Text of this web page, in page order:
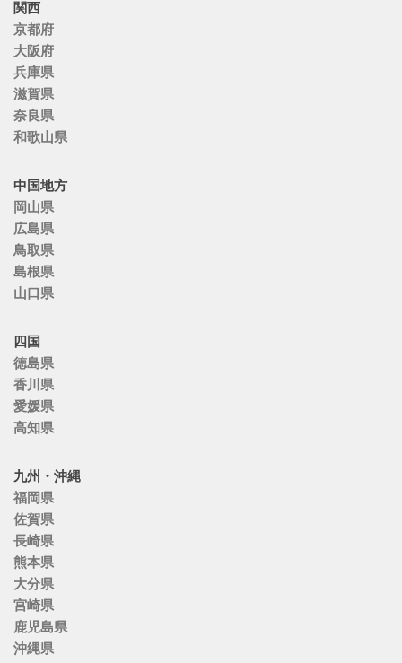
関西
京都府
大阪府
兵庫県
滋賀県
奈良県
和歌山県
中国地方
岡山県
広島県
鳥取県
島根県
山口県
四国
徳島県
香川県
愛媛県
高知県
九州・沖縄
福岡県
佐賀県
長崎県
熊本県
大分県
宮崎県
鹿児島県
沖縄県